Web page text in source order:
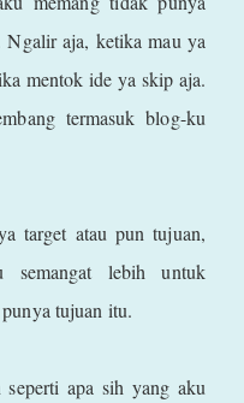
Ngalir aja, ketika mau ya
mentok ide ya skip aja.
termasuk blog-ku
target atau pun tujuan,
lebih untuk
tujuan itu.
apa sih yang aku